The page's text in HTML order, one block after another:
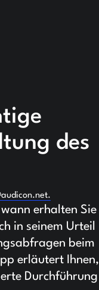
des
erhalten Sie
in seinem Urteil
beim
erläutert Ihnen,
Durchführung